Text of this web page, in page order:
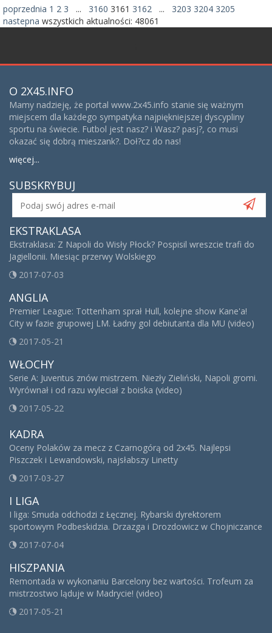
poprzednia 1 2 3 ... 3160 3161 3162 ... 3203 3204 3205
nastepna wszystkich aktualności: 48061
O 2X45.INFO
Mamy nadzieję, że portal www.2x45.info stanie się ważnym
miejscem dla każdego sympatyka najpiękniejszej dyscypliny
sportu na świecie. Futbol jest nasz? i Wasz? pasj?, co musi
okazać się dobrą mieszank?. Doł?cz do nas!
więcej...
SUBSKRYBUJ
EKSTRAKLASA
Ekstraklasa: Z Napoli do Wisły Płock? Pospisil wreszcie trafi do
Jagiellonii. Miesiąc przerwy Wolskiego
2017-07-03
ANGLIA
Premier League: Tottenham sprał Hull, kolejne show Kane'a!
City w fazie grupowej LM. Ładny gol debiutanta dla MU (video)
2017-05-21
WŁOCHY
Serie A: Juventus znów mistrzem. Niezły Zieliński, Napoli gromi.
Wyrównał i od razu wyleciał z boiska (video)
2017-05-22
KADRA
Oceny Polaków za mecz z Czarnogórą od 2x45. Najlepsi
Piszczek i Lewandowski, najsłabszy Linetty
2017-03-27
I LIGA
I liga: Smuda odchodzi z Łęcznej. Rybarski dyrektorem
sportowym Podbeskidzia. Drzazga i Drozdowicz w Chojniczance
2017-07-04
HISZPANIA
Remontada w wykonaniu Barcelony bez wartości. Trofeum za
mistrzostwo ląduje w Madrycie! (video)
2017-05-21